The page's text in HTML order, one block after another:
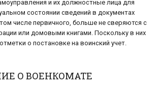
и их должностные лица для
состоянии сведений в документах
числе первичного, больше не сверяются с
или домовыми книгами. Поскольку в них
о постановке на воинский учет.
О ВОЕНКОМАТЕ